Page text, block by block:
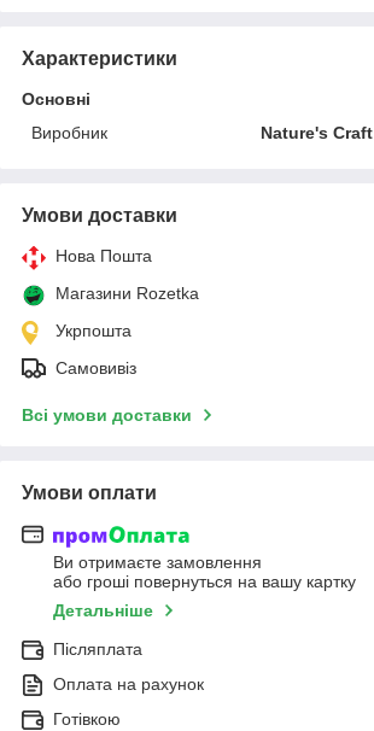
Характеристики
Основні
Виробник
Nature's Craft
Умови доставки
Нова Пошта
Магазини Rozetka
Укрпошта
Самовивіз
Всі умови доставки
Умови оплати
Ви отримаєте замовлення
або гроші повернуться на вашу картку
Детальніше
Післяплата
Оплата на рахунок
Готівкою